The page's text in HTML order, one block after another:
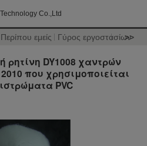
Co.,Ltd
Περίπου εμείς Γύρος εργοστασίων
>>
DY1008 χαντρών
που χρησιμοποιείται
PVC